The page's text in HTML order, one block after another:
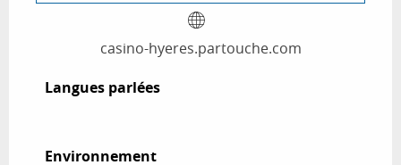
casino-hyeres.partouche.com
Langues parlées
Langues parlées
Environnement
Environnement